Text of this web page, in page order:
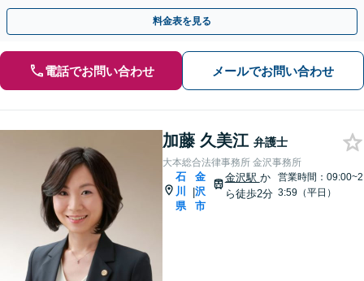
方もご相談ください。任意整理／個人再生も対応
料金表を見る
電話でお問い合わせ メールでお問い合わせ
加藤 久美江 弁護士
大本総合法律事務所 金沢事務所
石
川
県
|
金
沢
市
金沢駅 か
ら徒歩2分
営業時間：09:00~2
3:59（平日）